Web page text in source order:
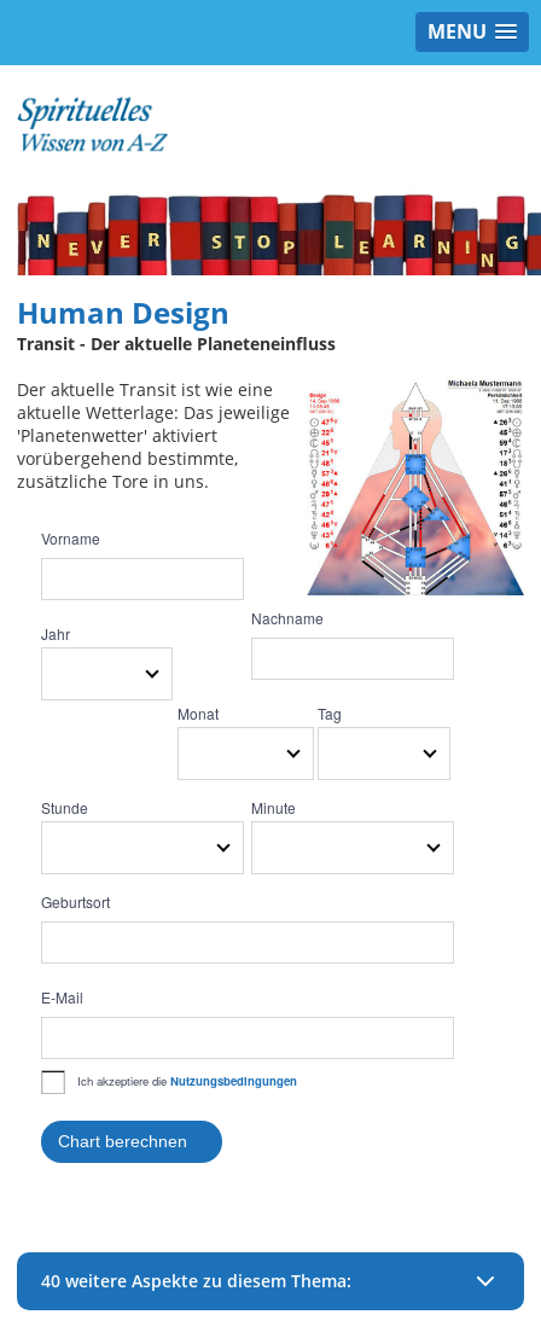
MENU
Human Design
Transit - Der aktuelle Planeteneinfluss
Der aktuelle Transit ist wie eine
aktuelle Wetterlage: Das jeweilige
'Planetenwetter' aktiviert
vorübergehend bestimmte,
zusätzliche Tore in uns.
Vorname
Nachname
Jahr
Monat Tag
Stunde Minute
Geburtsort
E-Mail
Ich akzeptiere die Nutzungsbedingungen
40 weitere Aspekte zu diesem Thema: